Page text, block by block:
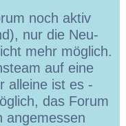
noch aktiv
nur die Neu-
mehr möglich.
auf eine
alleine ist es -
das Forum
angemessen